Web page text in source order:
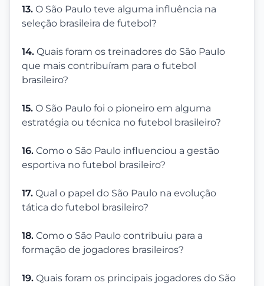
13. O São Paulo teve alguma influência na
seleção brasileira de futebol?
14. Quais foram os treinadores do São Paulo
que mais contribuíram para o futebol
brasileiro?
15. O São Paulo foi o pioneiro em alguma
estratégia ou técnica no futebol brasileiro?
16. Como o São Paulo influenciou a gestão
esportiva no futebol brasileiro?
17. Qual o papel do São Paulo na evolução
tática do futebol brasileiro?
18. Como o São Paulo contribuiu para a
formação de jogadores brasileiros?
19. Quais foram os principais jogadores do São